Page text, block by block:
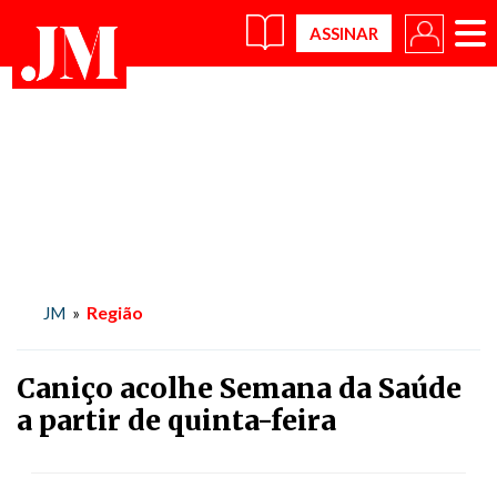
×
JM » Região
Caniço acolhe Semana da Saúde
a partir de quinta-feira